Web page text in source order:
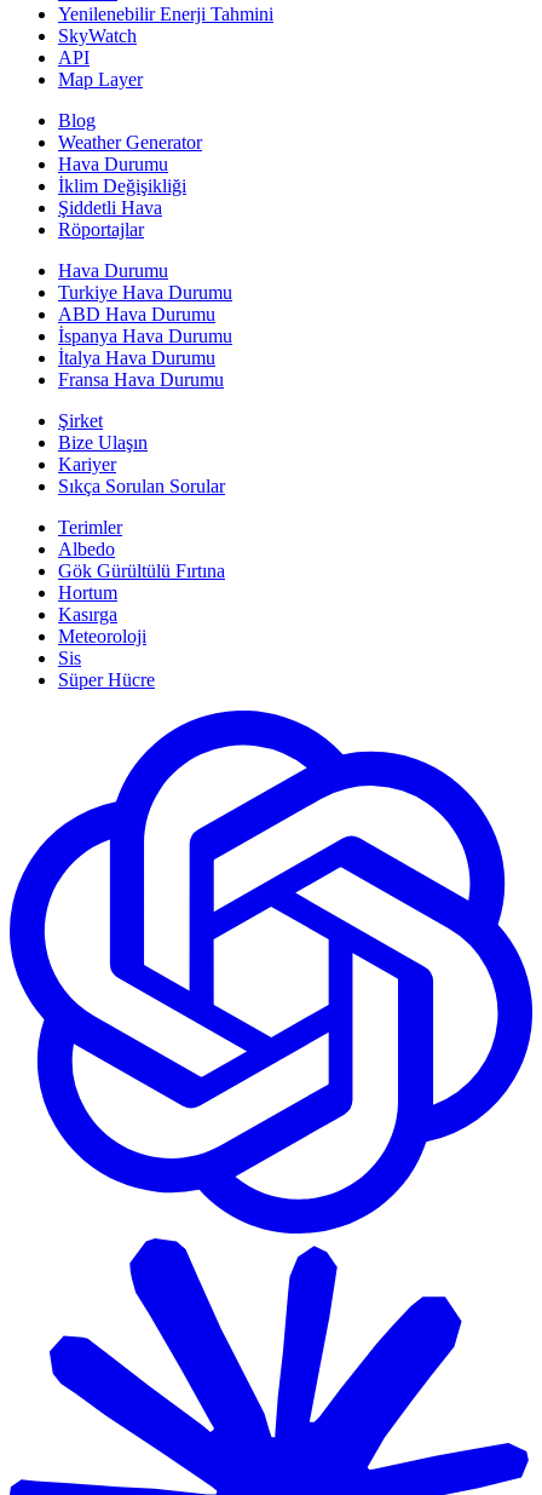
Yenilenebilir Enerji Tahmini
SkyWatch
API
Map Layer
Blog
Weather Generator
Hava Durumu
İklim Değişikliği
Şiddetli Hava
Röportajlar
Hava Durumu
Turkiye Hava Durumu
ABD Hava Durumu
İspanya Hava Durumu
İtalya Hava Durumu
Fransa Hava Durumu
Şirket
Bize Ulaşın
Kariyer
Sıkça Sorulan Sorular
Terimler
Albedo
Gök Gürültülü Fırtına
Hortum
Kasırga
Meteoroloji
Sis
Süper Hücre